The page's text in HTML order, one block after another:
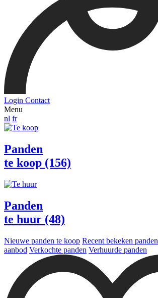
Login Contact
Menu
nl fr
Panden
te koop (156)
Panden
te huur (48)
Nieuwe panden te koop Recent bekeken panden
aanbod Verkochte panden Verhuurde panden